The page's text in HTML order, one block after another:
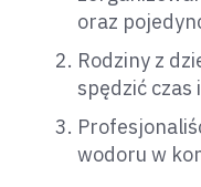
oraz
Rodziny z
spędzić
wodoru w